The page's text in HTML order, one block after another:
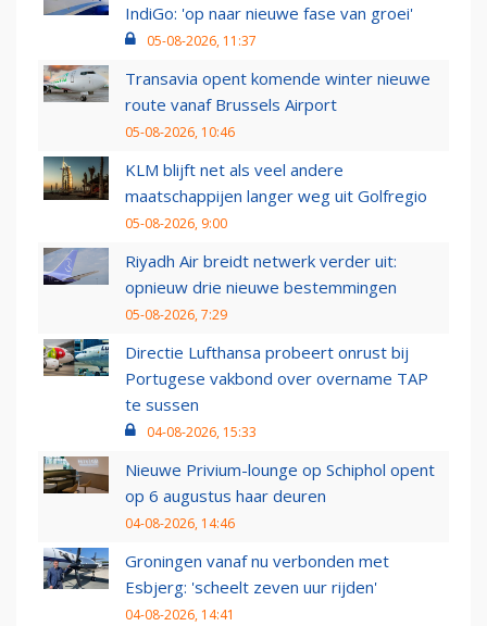
IndiGo: 'op naar nieuwe fase van groei'
05-08-2026, 11:37
Transavia opent komende winter nieuwe
route vanaf Brussels Airport
05-08-2026, 10:46
KLM blijft net als veel andere
maatschappijen langer weg uit Golfregio
05-08-2026, 9:00
Riyadh Air breidt netwerk verder uit:
opnieuw drie nieuwe bestemmingen
05-08-2026, 7:29
Directie Lufthansa probeert onrust bij
Portugese vakbond over overname TAP
te sussen
04-08-2026, 15:33
Nieuwe Privium-lounge op Schiphol opent
op 6 augustus haar deuren
04-08-2026, 14:46
Groningen vanaf nu verbonden met
Esbjerg: 'scheelt zeven uur rijden'
04-08-2026, 14:41